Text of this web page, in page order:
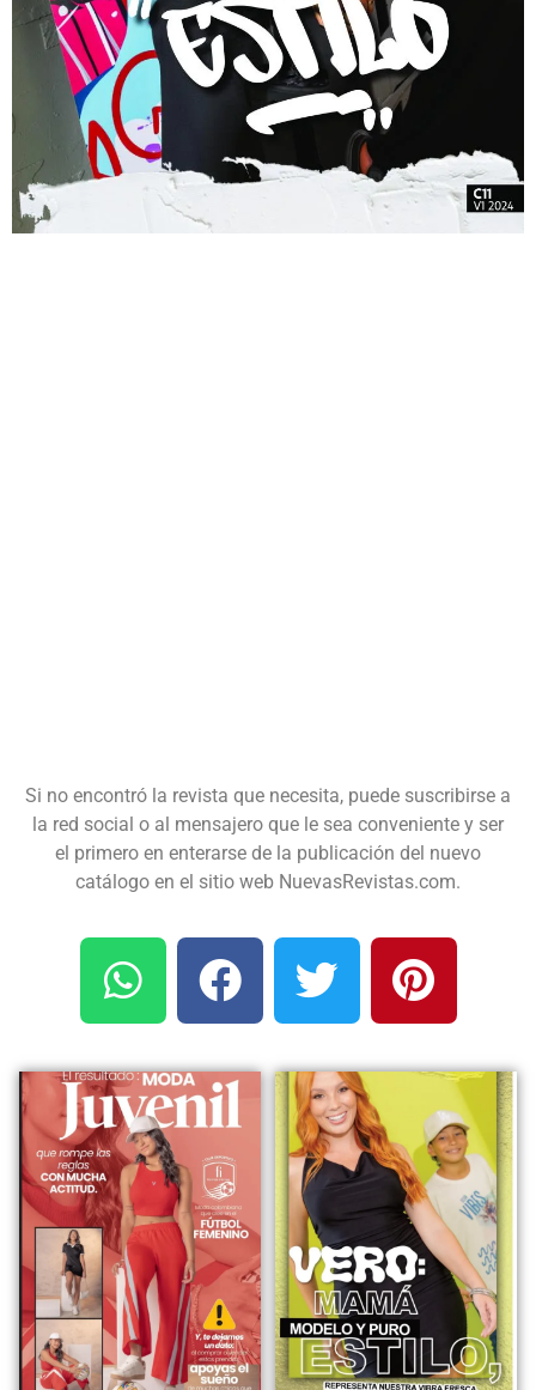
Si no encontró la revista que necesita, puede suscribirse a
la red social o al mensajero que le sea conveniente y ser
el primero en enterarse de la publicación del nuevo
catálogo en el sitio web NuevasRevistas.com.